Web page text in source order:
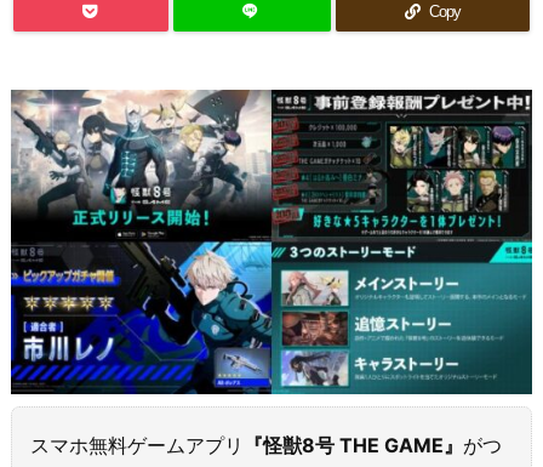
Copy
スマホ無料ゲームアプリ 『怪獣8号 THE GAME』 がつ